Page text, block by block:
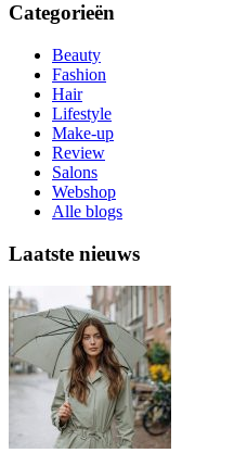
Categorieën
Beauty
Fashion
Hair
Lifestyle
Make-up
Review
Salons
Webshop
Alle blogs
Laatste nieuws